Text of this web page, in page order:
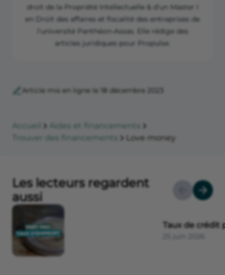
droit de la Propriété Intellectuelle & d'un Master I
en Droit des affaires et fiscalité des entreprises de
l'université Panthéon-Assas. Elle rédige des
articles juridiques pour Propulse.
Article mis en ligne le 18 décembre 2023
Accueil
Aides et financements
Trouver des financements
Love money
Les lecteurs regardent
aussi
Taux de